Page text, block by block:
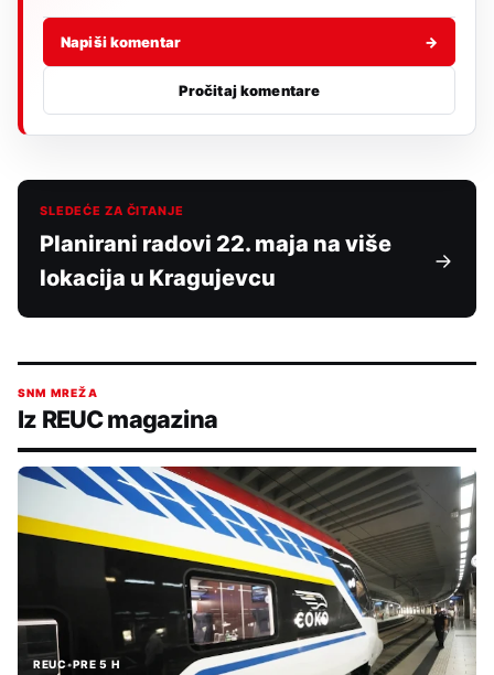
Napiši komentar →
Pročitaj komentare
SLEDEĆE ZA ČITANJE
Planirani radovi 22. maja na više
lokacija u Kragujevcu
SNM MREŽA
Iz REUC magazina
REUC•PRE 5 H